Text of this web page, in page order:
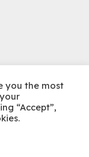
you the most
“Accept”,